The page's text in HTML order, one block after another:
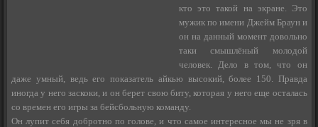
кто это такой на экране. Это
мужик по имени Джейм Браун и
он на данный момент довольно
таки смышлёный молодой
человек. Дело в том, что он
даже умный, ведь его показатель айкью высокий, более 150. Правда
иногда у него заскоки, и он берет свою биту, которая у него еще осталась
со времен его игры за бейсбольную команду.
Он лупит себя добротно по голове, и что самое интересное мы не зря в